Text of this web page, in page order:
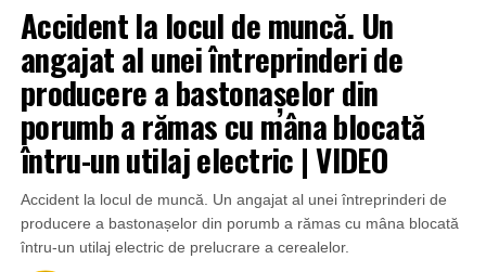
Accident la locul de muncă. Un
angajat al unei întreprinderi de
producere a bastonașelor din
porumb a rămas cu mâna blocată
întru-un utilaj electric | VIDEO
Accident la locul de muncă. Un angajat al unei întreprinderi de
producere a bastonașelor din porumb a rămas cu mâna blocată
întru-un utilaj electric de prelucrare a cerealelor.